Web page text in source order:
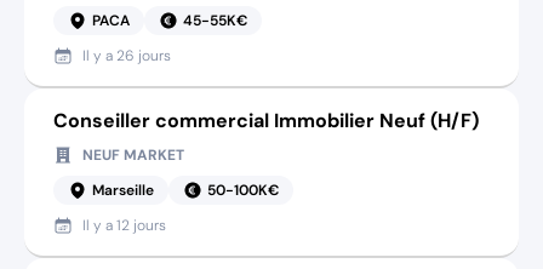
PACA
45-55K€
Il y a 26 jours
Conseiller commercial Immobilier Neuf (H/F)
NEUF MARKET
Marseille
50-100K€
Il y a12 jours